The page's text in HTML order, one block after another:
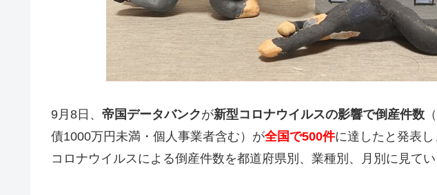
9月8日、 帝国データバンクが新型コロナウイルスの影響で倒産件数
債1000万円未満・個人事業者含む）が全国で500件に達したと発表
コロナウイルスによる倒産件数を都道府県別、業種別、月別に見てい